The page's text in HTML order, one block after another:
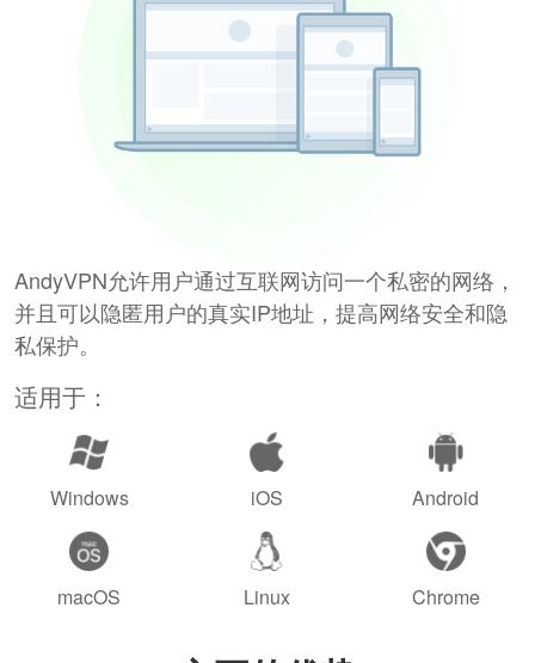
AndyVPN允许用户通过互联网访问一个私密的网络，
并且可以隐匿用户的真实IP地址，提高网络安全和隐
私保护。
适用于：
Windows iOS Android
macOS Linux Chrome